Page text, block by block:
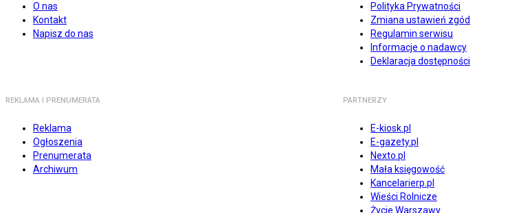
O nas
Kontakt
Napisz do nas
Polityka Prywatności
Zmiana ustawień zgód
Regulamin serwisu
Informacje o nadawcy
Deklaracja dostępności
REKLAMA I PRENUMERATA
Reklama
Ogłoszenia
Prenumerata
Archiwum
PARTNERZY
E-kiosk.pl
E-gazety.pl
Nexto.pl
Mała księgowość
Kancelarierp.pl
Wieści Rolnicze
Życie Warszawy